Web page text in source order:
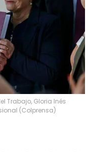
Trabajo, Gloria Inés
(Colprensa)